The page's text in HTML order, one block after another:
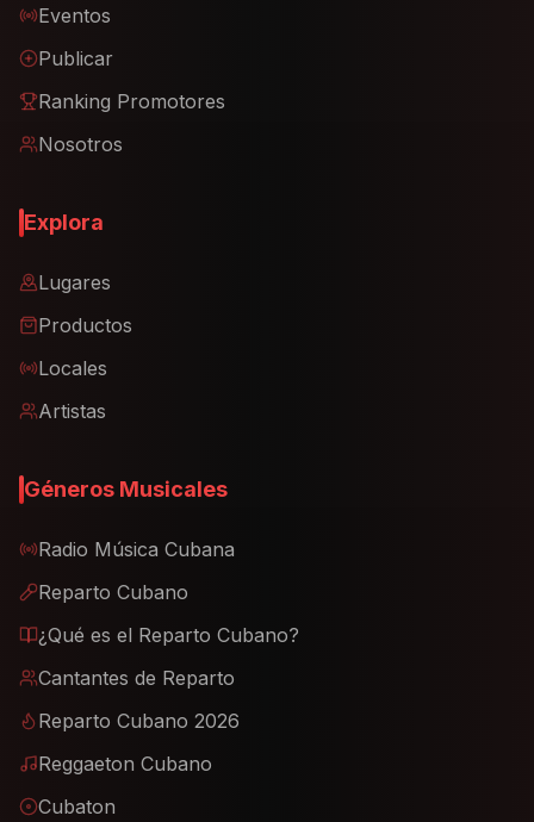
Eventos
Publicar
Ranking Promotores
Nosotros
Explora
Lugares
Productos
Locales
Artistas
Géneros Musicales
Radio Música Cubana
Reparto Cubano
¿Qué es el Reparto Cubano?
Cantantes de Reparto
Reparto Cubano 2026
Reggaeton Cubano
Cubaton